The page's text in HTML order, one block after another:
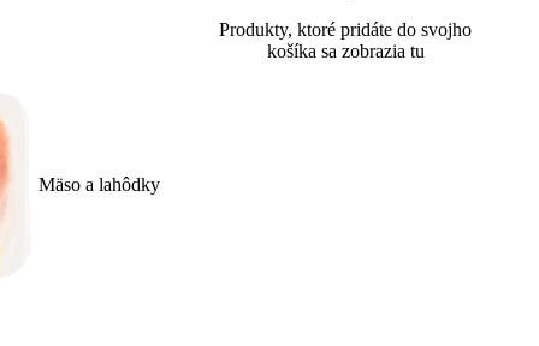
Mäso a lahôdky
Produkty, ktoré pridáte do svojho
košíka sa zobrazia tu